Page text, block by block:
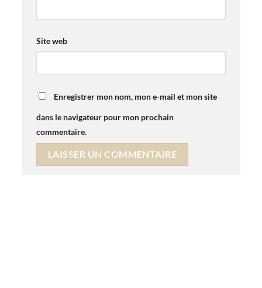
Site web
Enregistrer mon nom, mon e-mail et mon site
dans le navigateur pour mon prochain
commentaire.